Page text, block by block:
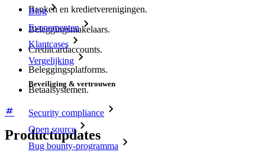
Blog
Evenementen
Klantcases
Vergelijking
Beveiliging & vertrouwen
Security compliance
Open source
Bug bounty-programma
Banken en kredietverenigingen.
Beleggingsmakelaars.
Creditcardaccounts.
Beleggingsplatforms.
Betaalsystemen.
Productupdates